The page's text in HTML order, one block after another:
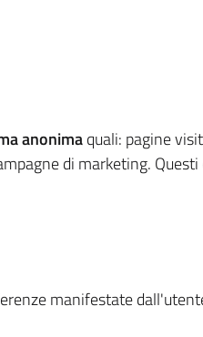
anonimaquali: pagine
di marketing.
manifestate